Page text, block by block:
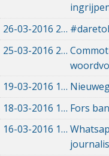
26-03-2016 26-03-2016 10:17
25-03-2016 25-03-2016 16:22
19-03-2016 19-03-2016 08:04
18-03-2016 18-03-2016 14:53
Fors
16-03-2016 16-03-2016 17:53